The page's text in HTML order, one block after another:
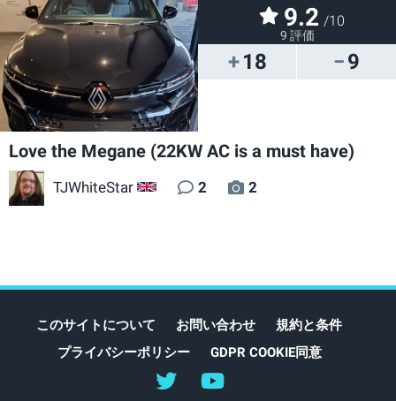
18 9
9.2 /10
9 評価
Love the Megane (22KW AC is a must have)
TJWhiteStar GB 2 2
このサイトについて お問い合わせ
規約と条件
プライバシーポリシー
GDPR COOKIE同意
@myEVreview